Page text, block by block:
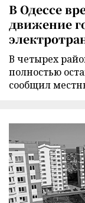
В Одессе
движение
В четырех
полностью
сообщил